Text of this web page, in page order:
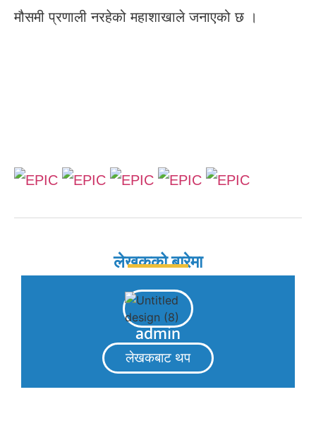
मौसमी प्रणाली नरहेको महाशाखाले जनाएको छ ।
लेखकको बारेमा
admin
लेखकबाट थप